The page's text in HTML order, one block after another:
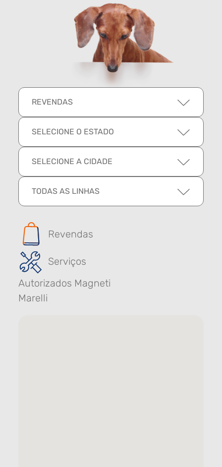
REVENDAS
SELECIONE O ESTADO
SELECIONE A CIDADE
TODAS AS LINHAS
Revendas
Serviços
Autorizados Magneti
Marelli